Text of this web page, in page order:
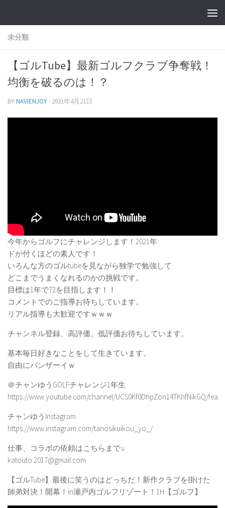
未分類
【ゴルTube】最新ゴルフクラブ争奪戦！
均衡を破るのは！？
BYNAVIENJOY · 2021年4月21日
今年からゴルフにチャレンジします！2021年
ドが付くほどの素人です！
いろんな方のゴルtubeを見ながら独学で勉強して
どこまでうまくなれるのかの挑戦です。
目標は1年で72を目指します！！
コメントでのご指導お待ちしています。
リアル指導も大歓迎ですｗｗｗ
チャンネル登録、高評価、低評価お待ちしています。
基本毎日好きなことをして生きています。
自由にバンザーイｗ
＠チャンゆうGOLFチャレンジ1年生
https://www.youtube.com/channel/UCS0Kf0DhpZon14TKhfNikGQ/
チャンゆうInstagram
https://www.instagram.com/tanosikuikou_yo_/
仕事、コラボの依頼はこちらまで↓
katouto.2017@gmail.com
【ゴルTube】最後に笑うのはどっちだ！新作クラブを掛けた
師弟対決！開幕！in瀬戸内ゴルフリゾート！1H【ゴルフ】